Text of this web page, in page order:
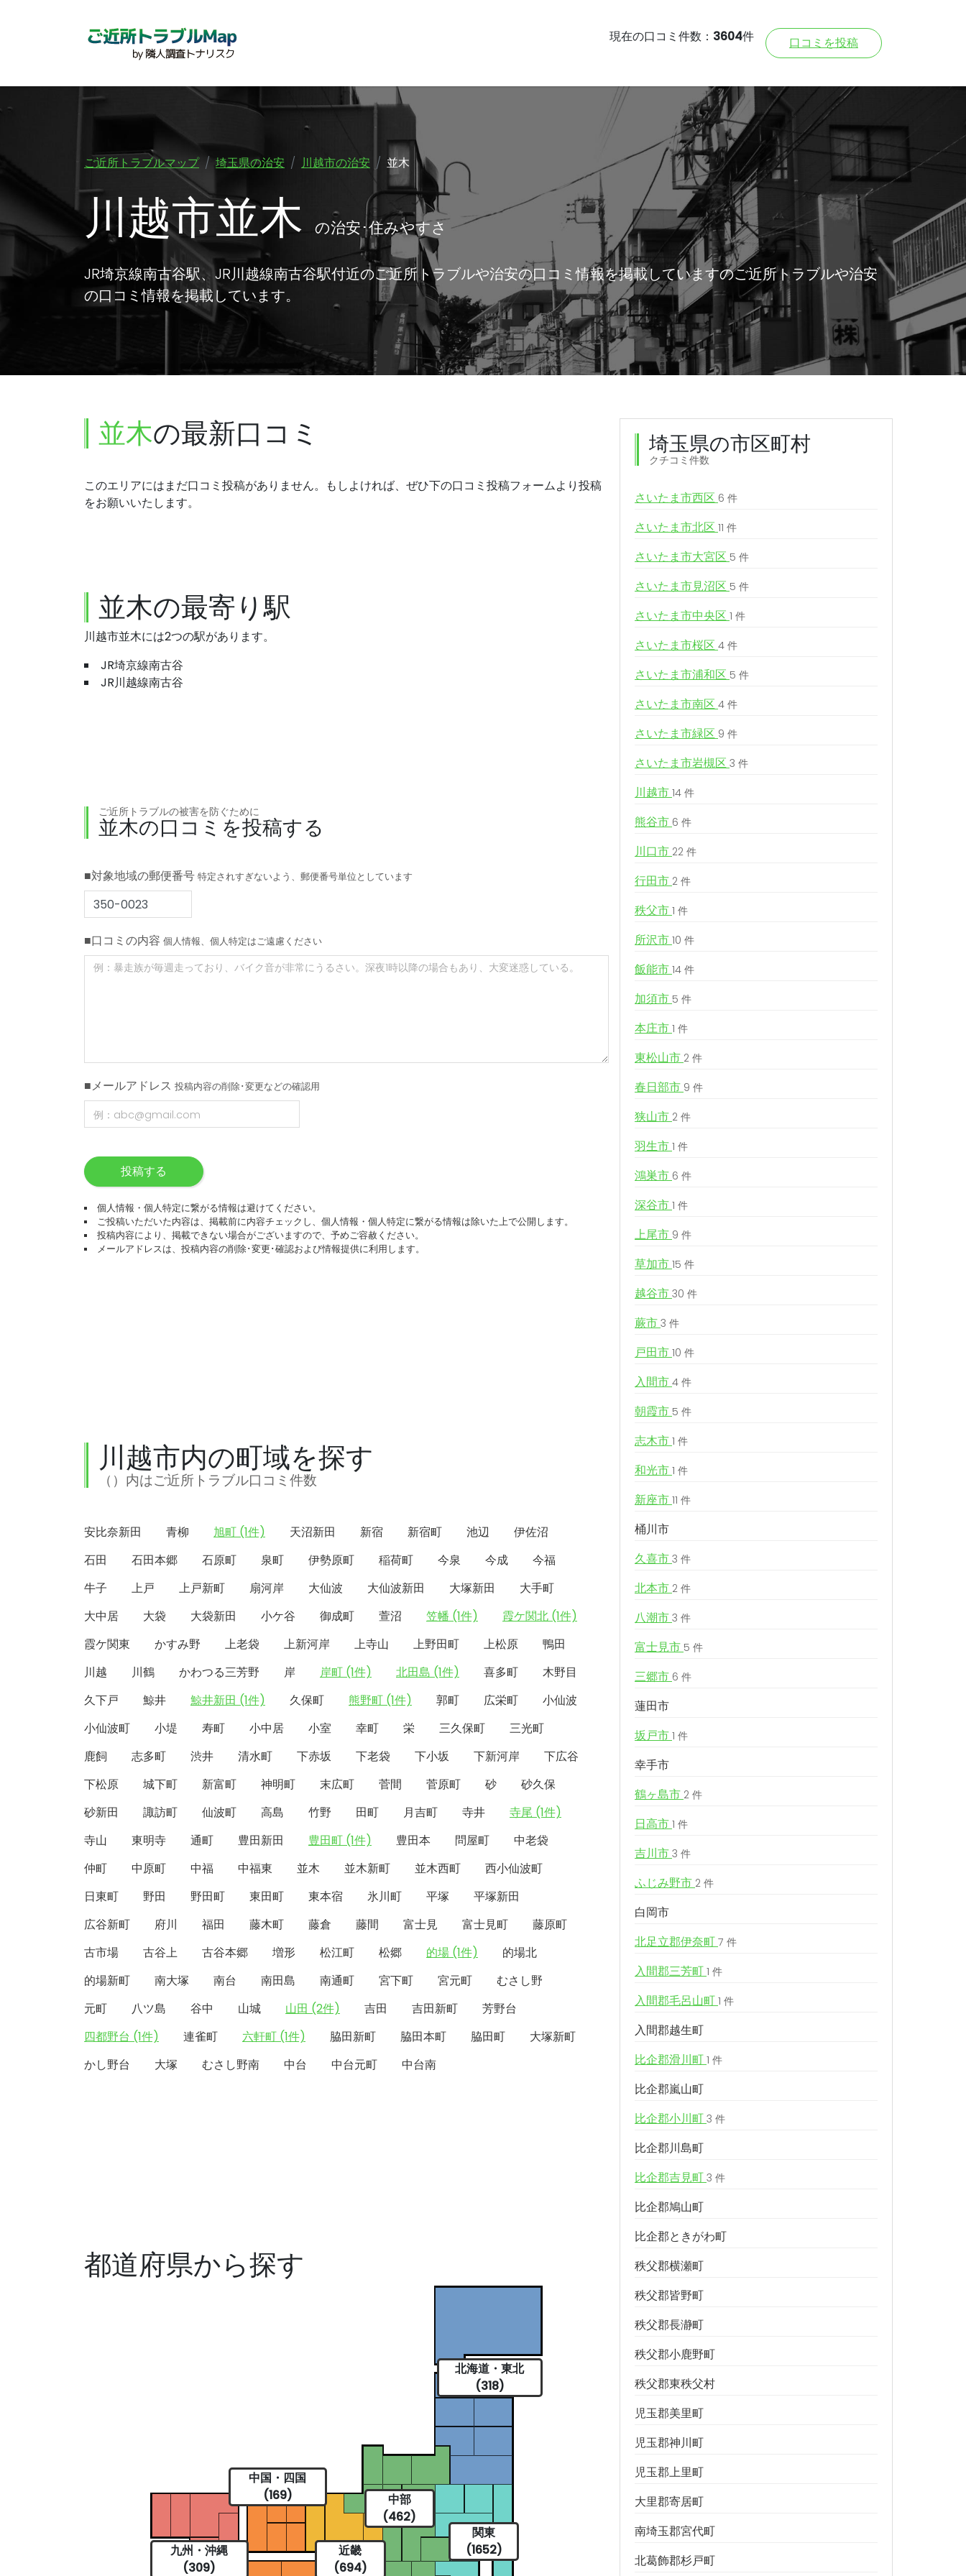
現在の口コミ件数： 3604件 口コミを投稿
ご近所トラブルマップ 埼玉県の治安 川越市の治安 並木
川越市並木 の治安･住みやすさ
JR埼京線南古谷駅、JR川越線南古谷駅付近のご近所トラブルや治安の口コミ情報を掲載していますのご近所トラブルや治安
の口コミ情報を掲載しています。
並木の最新口コミ
このエリアにはまだ口コミ投稿がありません。もしよければ、ぜひ下の口コミ投稿フォームより投稿
をお願いいたします。
並木の最寄り駅
川越市並木には2つの駅があります。
JR埼京線南古谷
JR川越線南古谷
ご近所トラブルの被害を防ぐために
並木の口コミを投稿する
■対象地域の郵便番号 特定されすぎないよう、郵便番号単位としています
■口コミの内容 個人情報、個人特定はご遠慮ください
■メールアドレス 投稿内容の削除･変更などの確認用
投稿する
個人情報・個人特定に繋がる情報は避けてください。
ご投稿いただいた内容は、掲載前に内容チェックし、個人情報・個人特定に繋がる情報は除いた上で公開します。
投稿内容により、掲載できない場合がございますので、予めご容赦ください。
メールアドレスは、投稿内容の削除･変更･確認および情報提供に利用します。
川越市内の町域を探す
（）内はご近所トラブル口コミ件数
安比奈新田 青柳 旭町 (1件) 天沼新田 新宿 新宿町 池辺
伊佐沼
石田
石田本郷 石原町 泉町 伊勢原町 稲荷町 今泉 今成
今福
牛子
上戸 上戸新町 扇河岸 大仙波 大仙波新田 大塚新田
大手町
大中居
大袋 大袋新田 小ケ谷 御成町 萱沼 笠幡 (1件)
霞ケ関北 (1件)
霞ケ関東
かすみ野 上老袋 上新河岸 上寺山 上野田町 上松原
鴨田
川越
川鶴 かわつる三芳野 岸 岸町 (1件) 北田島 (1件) 喜多町
木野目
久下戸
鯨井 鯨井新田 (1件) 久保町 熊野町 (1件) 郭町 広栄町
小仙波
小仙波町
小堤 寿町 小中居 小室 幸町 栄 三久保町
三光町
鹿飼
志多町 渋井 清水町 下赤坂 下老袋 下小坂 下新河岸
下広谷
下松原
城下町 新富町 神明町 末広町 菅間 菅原町 砂
砂久保
砂新田
諏訪町 仙波町 高島 竹野 田町 月吉町 寺井
寺尾 (1件)
寺山
東明寺 通町 豊田新田 豊田町 (1件) 豊田本 問屋町
中老袋
仲町
中原町 中福 中福東 並木 並木新町 並木西町
西小仙波町
日東町
野田 野田町 東田町 東本宿 氷川町 平塚
平塚新田
広谷新町
府川 福田 藤木町 藤倉 藤間 富士見 富士見町
藤原町
古市場
古谷上 古谷本郷 増形 松江町 松郷 的場 (1件)
的場北
的場新町
南大塚 南台 南田島 南通町 宮下町 宮元町
むさし野
元町
八ツ島 谷中 山城 山田 (2件) 吉田 吉田新町
芳野台
四都野台 (1件)
連雀町 六軒町 (1件) 脇田新町 脇田本町 脇田町
大塚新町
かし野台
大塚 むさし野南 中台 中台元町 中台南
都道府県から探す
北海道・東北
(318)
関東
(1652)
中部
(462)
近畿
(694)
中国・四国
(169)
九州・沖縄
(309)
埼玉県の市区町村
クチコミ件数
さいたま市西区 6 件
さいたま市北区 11 件
さいたま市大宮区 5 件
さいたま市見沼区 5 件
さいたま市中央区 1 件
さいたま市桜区 4 件
さいたま市浦和区 5 件
さいたま市南区 4 件
さいたま市緑区 9 件
さいたま市岩槻区 3 件
川越市 14 件
熊谷市 6 件
川口市 22 件
行田市 2 件
秩父市 1 件
所沢市 10 件
飯能市 14 件
加須市 5 件
本庄市 1 件
東松山市 2 件
春日部市 9 件
狭山市 2 件
羽生市 1 件
鴻巣市 6 件
深谷市 1 件
上尾市 9 件
草加市 15 件
越谷市 30 件
蕨市 3 件
戸田市 10 件
入間市 4 件
朝霞市 5 件
志木市 1 件
和光市 1 件
新座市 11 件
桶川市
久喜市 3 件
北本市 2 件
八潮市 3 件
富士見市 5 件
三郷市 6 件
蓮田市
坂戸市 1 件
幸手市
鶴ヶ島市 2 件
日高市 1 件
吉川市 3 件
ふじみ野市 2 件
白岡市
北足立郡伊奈町 7 件
入間郡三芳町 1 件
入間郡毛呂山町 1 件
入間郡越生町
比企郡滑川町 1 件
比企郡嵐山町
比企郡小川町 3 件
比企郡川島町
比企郡吉見町 3 件
比企郡鳩山町
比企郡ときがわ町
秩父郡横瀬町
秩父郡皆野町
秩父郡長瀞町
秩父郡小鹿野町
秩父郡東秩父村
児玉郡美里町
児玉郡神川町
児玉郡上里町
大里郡寄居町
南埼玉郡宮代町
北葛飾郡杉戸町